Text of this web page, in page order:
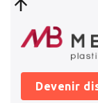
Devenir